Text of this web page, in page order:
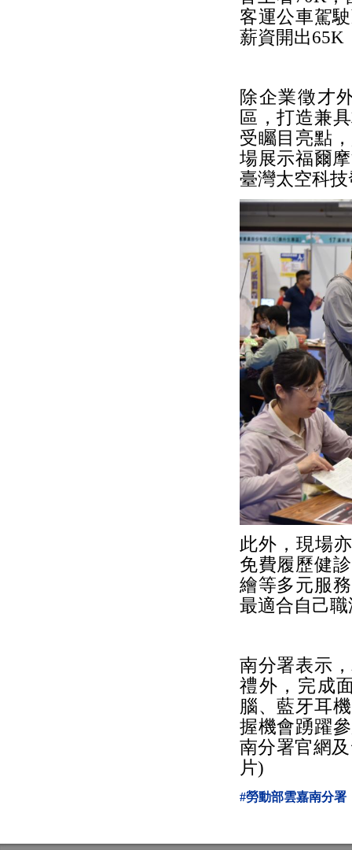
客運公車駕
薪資開出65K
除企業徵才
區，打造兼
受矚目亮點
場展示福爾
臺灣太空科
此外，現場
免費履歷健
繪等多元服
最適合自己
南分署表示
禮外，完成
腦、藍牙耳
握機會踴躍
南分署官網
片)
#勞動部雲嘉南分署